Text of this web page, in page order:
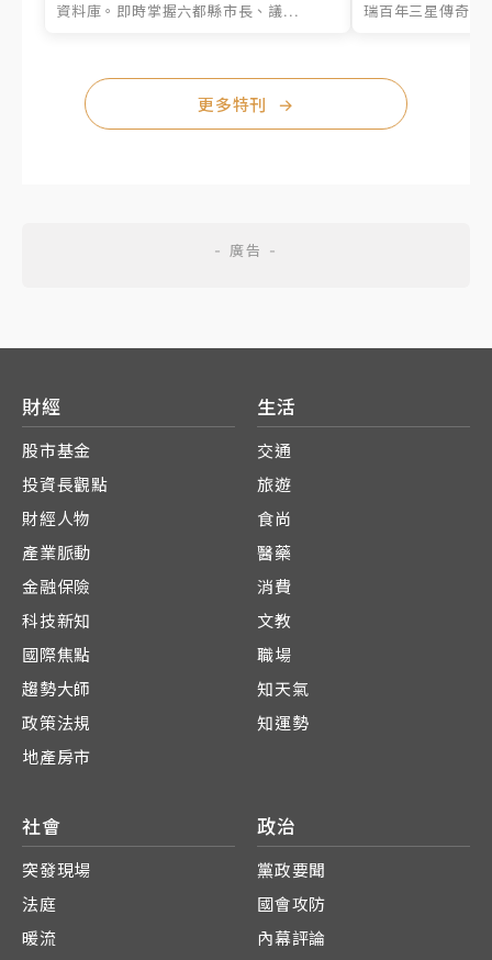
資料庫。即時掌握六都縣市長、議...
瑞百年三星傳奇、
更多特刊 →
財經
股市基金
投資長觀點
財經人物
產業脈動
金融保險
科技新知
國際焦點
趨勢大師
政策法規
地產房市
生活
交通
旅遊
食尚
醫藥
消費
文教
職場
知天氣
知運勢
社會
突發現場
法庭
暖流
政治
黨政要聞
國會攻防
內幕評論